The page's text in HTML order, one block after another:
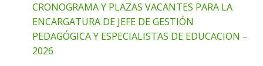
CRONOGRAMA Y PLAZAS VACANTES PARA LA
ENCARGATURA DE JEFE DE GESTIÓN
PEDAGÓGICA Y ESPECIALISTAS DE EDUCACION –
2026